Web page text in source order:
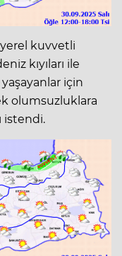
kuvvetli
kıyıları ile
için
olumsuzluklara
istendi.